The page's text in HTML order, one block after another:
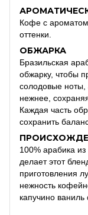
Кофе с
оттенки.
ОБЖАРКА
Бразильская
обжарку, чтобы
солодовые ноты,
нежнее,
Каждая часть
сохранить
100% арабика
делает этот
приготовления
нежность
капучино ваниль